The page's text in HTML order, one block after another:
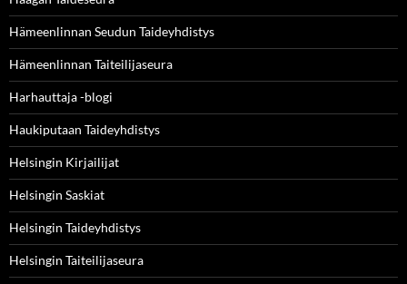
Hämeenlinnan Seudun Taideyhdistys
Hämeenlinnan Taiteilijaseura
Harhauttaja -blogi
Haukiputaan Taideyhdistys
Helsingin Kirjailijat
Helsingin Saskiat
Helsingin Taideyhdistys
Helsingin Taiteilijaseura